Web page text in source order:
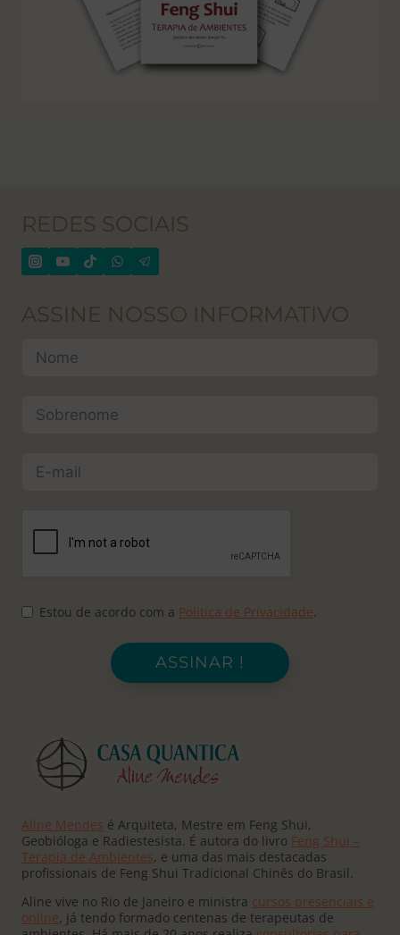
REDES SOCIAIS
ASSINE NOSSO INFORMATIVO
Estou de acordo com a Política de Privacidade.
ASSINAR !
Aline Mendes é Arquiteta, Mestre em Feng Shui,
Geobióloga e Radiestesista. É autora do livro Feng Shui –
Terapia de Ambientes, e uma das mais destacadas
profissionais de Feng Shui Tradicional Chinês do Brasil.
Aline vive no Rio de Janeiro e ministra cursos presenciais e
online, já tendo formado centenas de terapeutas de